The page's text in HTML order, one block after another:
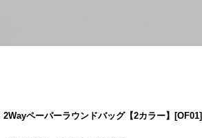
2Wayペーパーラウンドバッグ【2カラー】[OF01]